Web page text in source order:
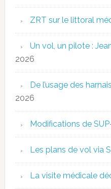
ZRT sur le littoral
Un vol, un pilote :
2026
De l’usage des
2026
Modifications de
Les plans de vol via
La visite médicale